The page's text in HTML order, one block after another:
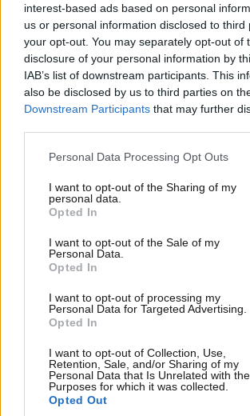
interest-based ads based on personal
us or personal information disclosed to third
your opt-out. You may separately opt-out of
disclosure of your personal information by
IAB’s list of downstream participants. This
also be disclosed by us to third parties on
Downstream Participants that may further
Please note that this website/app uses one
not limited to your visit or usage behaviour.
grant or deny consent to Google and its
use your data for below specified purposes
consent section.
Personal Data Processing Opt Outs
I want to opt-out of the Sharing of my
personal data.
Opted In
I want to opt-out of the Sale of my
Personal Data.
Opted In
I want to opt-out of processing my
Personal Data for Targeted Advertising.
Opted In
I want to opt-out of Collection, Use,
Retention, Sale, and/or Sharing of my
Personal Data that Is Unrelated with the
Purposes for which it was collected.
Opted Out
στόχο την πίεση στο νομοθετικό
για καλύτερη προστασία των παιδιών.
στιγμή, οι έρευνες για τον
Amber συνεχίζονταν,
κοινό με ανατριχιαστικές
μπορούσαν να περάσουν στα «ψιλά»
ειδησεογραφίας.
οργάνωση της οικογένειας Hagerman
ήταν βασικός υποστηρικτής της
η οποία απέδωσε τελικά καρπούς. Οι
εννιάχρονης ήταν παρόντες όταν ο
Κλίντον υπέγραψε την τροπολογία
αυστηρότερη νομοθεσία κατά
αλλά και την ίδρυση σχετικού
του Τέξας, Τζορτζ Μπους, μπλέχτηκε
πολύκροτη υπόθεση ακούγοντας με
αιτήματα των ανήσυχων γονέων της